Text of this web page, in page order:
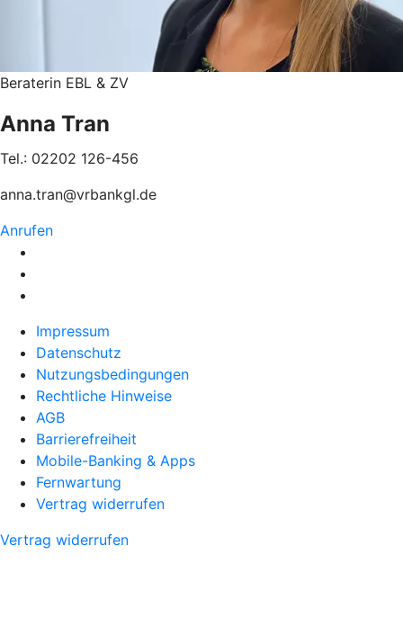
Beraterin EBL & ZV
Anna Tran
Tel.: 02202 126-456
anna.tran@vrbankgl.de
Anrufen
Impressum
Datenschutz
Nutzungsbedingungen
Rechtliche Hinweise
AGB
Barrierefreiheit
Mobile-Banking & Apps
Fernwartung
Vertrag widerrufen
Vertrag widerrufen